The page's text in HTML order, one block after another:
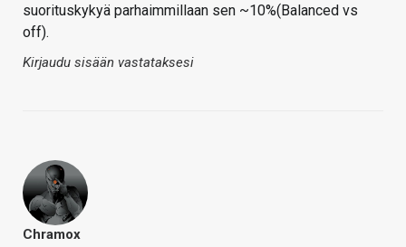
suorituskykyä parhaimmillaan sen ~10%(Balanced vs
off).
Kirjaudu sisään vastataksesi
Chramox